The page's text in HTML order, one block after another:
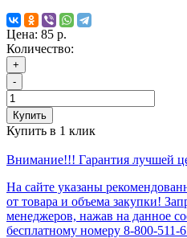
Цена: 85 р.
Количество:
+
-
Купить
Купить в 1 клик
Внимание!!! Гарантия лучшей
На сайте указаны
от товара и объема закупки!
менеджеров, нажав на данное
бесплатному номеру 8-800-511-